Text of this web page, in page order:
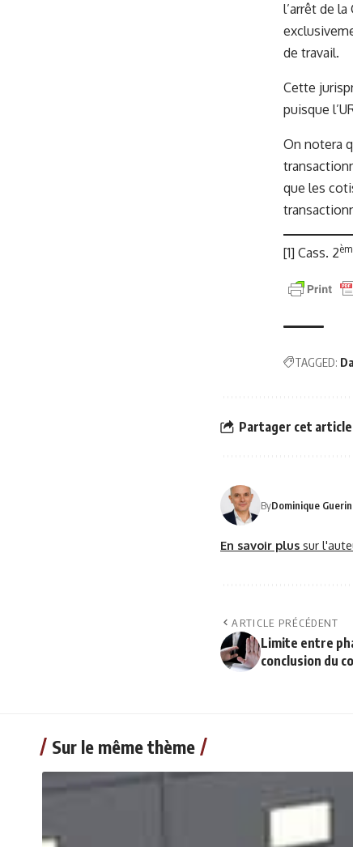
l’arrêt de
de travail.
Cette
puisque
On notera
que les
[1] Cass. 2
TAGGED:
Partager cet article
ByDominique Guerin
En savoir plus sur
ARTICLE PRÉCÉDENT
Limite entre
conclusion du
Sur le même thème